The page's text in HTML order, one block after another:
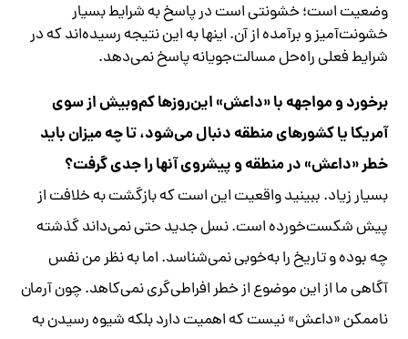
وضعیت است؛ خشونتی است در پاسخ به شرایط بسیار
خشونت‌آمیز و برآمده از آن. اینها به این نتیجه رسیده‌اند که در
شرایط فعلی راه‌حل مسالت‌جویانه پاسخ نمی‌دهد.
برخورد و مواجهه با «داعش» این‌روزها کم‌وبیش از سوی
آمریکا یا کشورهای منطقه دنبال می‌شود، تا چه میزان باید
خطر «داعش» در منطقه و پیشروی آنها را جدی گرفت؟
بسیار زیاد. ببینید واقعیت این است که بازگشت به خلافت از
پیش شکست‌خورده است. نسل جدید حتی نمی‌داند گذشته
چه بوده و تاریخ را به‌خوبی نمی‌شناسد. اما به نظر من نفس
آگاهی ما از این موضوع از خطر افراطی‌گری نمی‌کاهد. چون آرمان
ناممکن «داعش» نیست که اهمیت دارد بلکه شیوه‌ رسیدن به